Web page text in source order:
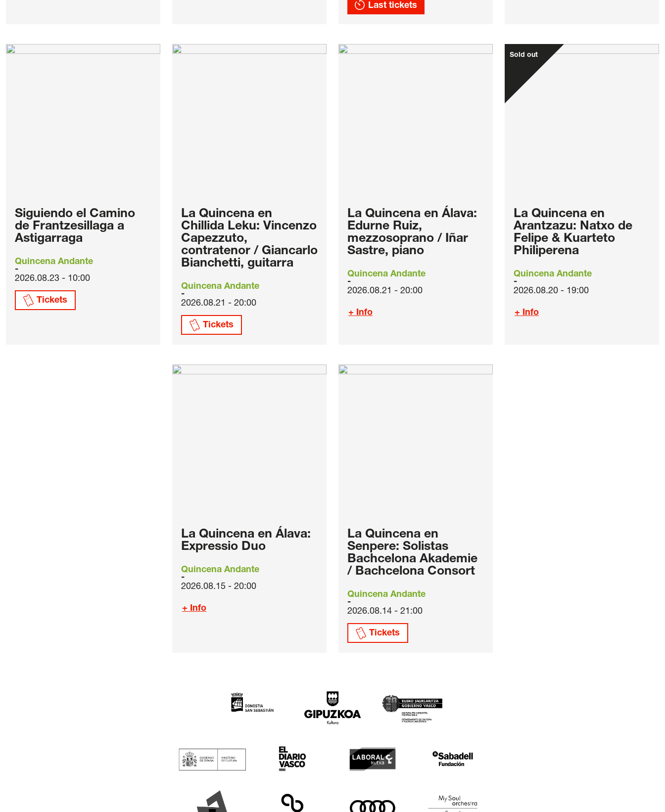
Last tickets
Siguiendo el Camino
de Frantzesillaga a
Astigarraga
Quincena Andante
2026.08.23 - 10:00
Tickets
La Quincena en
Chillida Leku: Vincenzo
Capezzuto,
contratenor / Giancarlo
Bianchetti, guitarra
Quincena Andante
2026.08.21 - 20:00
Tickets
La Quincena en Álava:
Edurne Ruiz,
mezzosoprano / Iñar
Sastre, piano
Quincena Andante
2026.08.21 - 20:00
+ Info
Sold out
La Quincena en
Arantzazu: Natxo de
Felipe & Kuarteto
Philiperena
Quincena Andante
2026.08.20 - 19:00
+ Info
La Quincena en Álava:
Expressio Duo
Quincena Andante
2026.08.15 - 20:00
+ Info
La Quincena en
Senpere: Solistas
Bachcelona Akademie
/ Bachcelona Consort
Quincena Andante
2026.08.14 - 21:00
Tickets